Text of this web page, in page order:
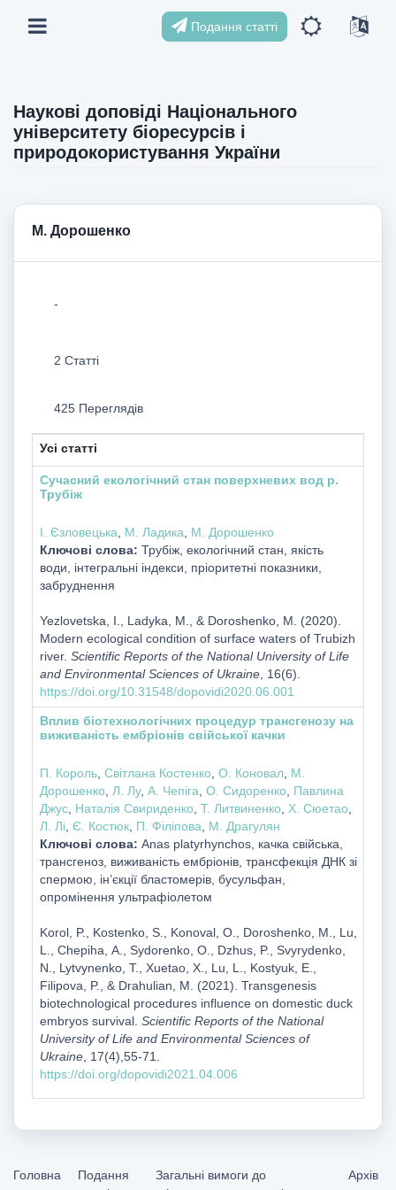
Подання статті
Наукові доповіді Національного
університету біоресурсів і
природокористування України
М. Дорошенко
-
2 Статті
425 Переглядів
Усі статті
Сучасний екологічний стан поверхневих вод р.
Трубіж
І. Єзловецька М. Ладика
М. Дорошенко
Ключові слова: Трубіж, екологічний стан, якість
води, інтегральні індекси, пріоритетні показники,
забруднення
Yezlovetska, I., Ladyka, M., & Doroshenko, М. (2020).
Modern ecological condition of surface waters of Trubizh
river. Scientific Reports of the National University of Life
and Environmental Sciences of Ukraine, 16(6).
https://doi.org/10.31548/dopovidi2020.06.001
Вплив біотехнологічних процедур трансгенозу на
виживаність ембріонів свійської качки
П. Король, Світлана Костенко, О. Коновал, М.
Дорошенко, Л. Лу, А. Чепіга О. Сидоренко, Павлина
Джус, Наталія Свириденко, Т. Литвиненко, Х. Сюетао,
Л. Лі, Є. Костюк, П. Філіпова
M. Драгулян
Ключові слова: Anas platyrhynchos, качка свійська,
трансгеноз, виживаність ембріонів, трансфекція ДНК зі
спермою, ін’єкції бластомерів, бусульфан,
опромінення ультрафіолетом
Korol, P., Kostenko, S., Konoval, О., Doroshenko, М., Lu,
L., Chepiha, А., Sydorenko, О., Dzhus, P., Svyrydenko,
N., Lytvynenko, Т., Xuetao, Х., Lu, L., Kostyuk, Е.,
Filipova, P., & Drahulian, M. (2021). Transgenesis
biotechnological procedures influence on domestic duck
embryos survival. Scientific Reports of the National
University of Life and Environmental Sciences of
Ukraine, 17(4),55-71.
https://doi.org/dopovidi2021.04.006
Головна
Подання
Загальні вимоги до
Архів